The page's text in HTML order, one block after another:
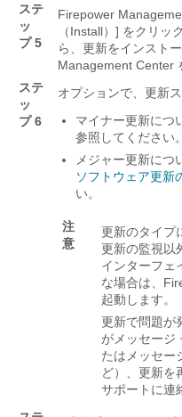
ステ
ッ
プ 5
Firepower
（Install）] をクリッ
ら、更新をインスト
Management Center
ステ
ッ
プ 6
オプションで、更新
マイナー更新につ
参照してください。
メジャー更新につ
ソフトウェア更新
い。
注
意
更新のタイプ
更新の監視以
インターフェ
な場合は、
起動します。
更新で問題が
がメッセージ
たはメッセー
ど）、更新を
サポートに連